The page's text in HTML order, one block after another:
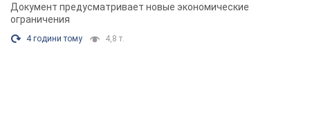
Документ предусматривает новые экономические
ограничения
4 години тому 4,8 т.